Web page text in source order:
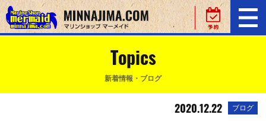
Topics
新着情報・ブログ
2020.12.22 ブログ